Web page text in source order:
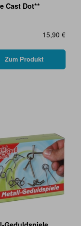
Cast Dot**
15,90 €
Zum Produkt